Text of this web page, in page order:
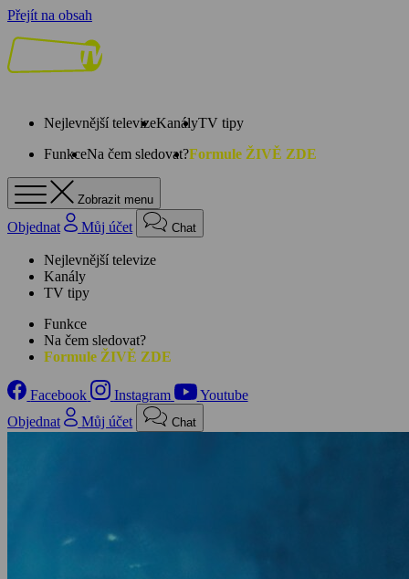
Přejít na obsah
Nejlevnější televizeKanályTV tipy
FunkceNa čem sledovat?Formule ŽIVĚ ZDE
Zobrazit menu
Objednat Můj účet Chat
Nejlevnější televize
Kanály
TV tipy
Funkce
Na čem sledovat?
Formule ŽIVĚ ZDE
Facebook Instagram
Youtube
Objednat
Můj účet Chat